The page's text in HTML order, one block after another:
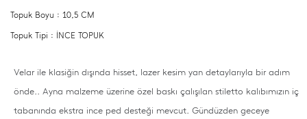
Topuk Boyu : 10,5 CM
Topuk Tipi : İNCE TOPUK
Velar ile klasiğin dışında hisset, lazer kesim yan detaylarıyla bir adım
önde.. Ayna malzeme üzerine özel baskı çalışılan stiletto kalıbımızın iç
tabanında ekstra ince ped desteği mevcut. Gündüzden geceye